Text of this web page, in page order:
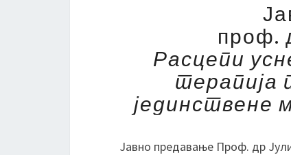
проф.
Расцепи
терапија
јединствене
Јавно предавање Проф. др